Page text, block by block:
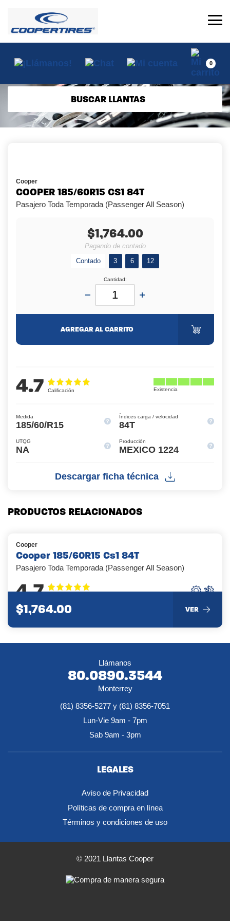
0
BUSCAR LLANTAS
Cooper
COOPER 185/60R15 CS1 84T
Pasajero Toda Temporada (Passenger All Season)
Medida
185/60/R15
Índices carga / velocidad
84T
UTQG
NA
Producción
MEXICO 1224
Descargar ficha técnica
4.7
$1,764.00
Pagando de contado
Contado
3 6 12
Cantidad:
AGREGAR AL CARRITO
PRODUCTOS RELACIONADOS
Cooper
Cooper 185/60R15 Cs1 84T
Pasajero Toda Temporada (Passenger All Season)
4.7
$1,764.00 VER
Llámanos
80.0890.3544
Monterrey
(81) 8356-5277 y (81) 8356-7051
Lun-Vie 9am - 7pm
Sab 9am - 3pm
LEGALES
Aviso de Privacidad
Políticas de compra en línea
Términos y condiciones de uso
© 2021 Llantas Cooper